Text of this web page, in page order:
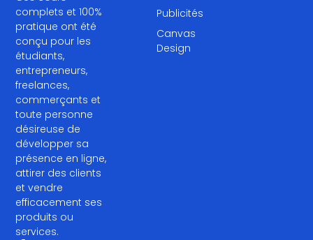
complets et 100%
pratique ont été
conçu pour les
étudiants,
entrepreneurs,
freelances,
commerçants et
toute personne
désireuse de
développer sa
présence en ligne,
attirer des clients
et vendre
efficacement ses
produits ou
services.
Publicités
Canvas
Design